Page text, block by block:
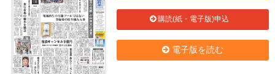
購読(紙・電子版)申込
電子版を読む